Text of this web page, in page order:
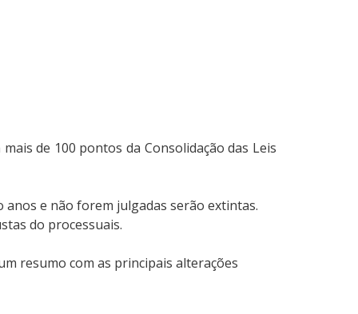
de 100 pontos da Consolidação das Leis
anos e não forem julgadas serão extintas.
do processuais.
resumo com as principais alterações